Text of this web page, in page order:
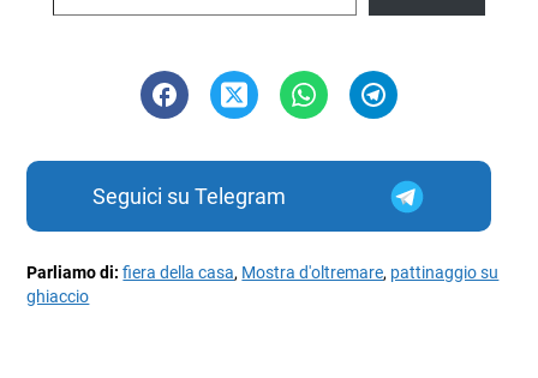
Seguici su Telegram
Parliamo di:fiera della casa, Mostra d'oltremare, pattinaggio su
ghiaccio